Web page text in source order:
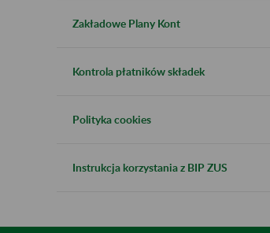
Zakładowe Plany Kont
Kontrola płatników składek
Polityka cookies
Instrukcja korzystania z BIP ZUS